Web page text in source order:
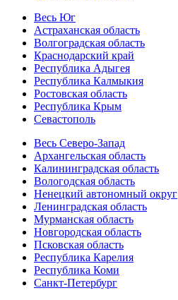
Весь Юг
Астраханская область
Волгоградская область
Краснодарский край
Республика Адыгея
Республика Калмыкия
Ростовская область
Республика Крым
Севастополь
Весь Северо-Запад
Архангельская область
Калининградская область
Вологодская область
Ненецкий автономный округ
Ленинградская область
Мурманская область
Новгородская область
Псковская область
Республика Карелия
Республика Коми
Санкт-Петербург